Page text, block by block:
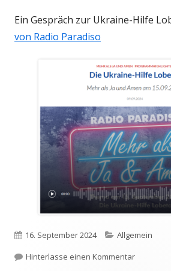
Ein Gespräch zur Ukraine-Hilfe
von Radio Paradiso
Veröffentlicht
am
16. September 2024 Kategorien
Allgemein
Hinterlasse einen Kommentarzu